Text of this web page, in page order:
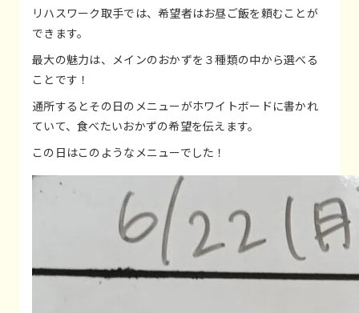
リハスワーク取手では、希望者はお昼ご飯を頼むことが
できます。
最大の魅力は、メインのおかずを３種類の中から選べる
ことです！
通所するとその日のメニューがホワイトボードに書かれ
ていて、食べたいおかずの希望を伝えます。
この日はこのようなメニューでした！